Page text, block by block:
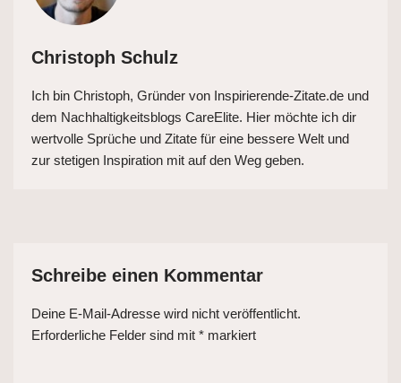
Christoph Schulz
Ich bin Christoph, Gründer von Inspirierende-Zitate.de und
dem Nachhaltigkeitsblogs CareElite. Hier möchte ich dir
wertvolle Sprüche und Zitate für eine bessere Welt und
zur stetigen Inspiration mit auf den Weg geben.
Schreibe einen Kommentar
Deine E-Mail-Adresse wird nicht veröffentlicht.
Erforderliche Felder sind mit * markiert